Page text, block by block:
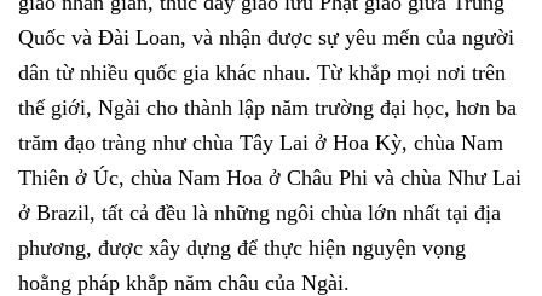
Quốc và Đài Loan, và nhận được sự yêu mến của người
dân từ nhiều quốc gia khác nhau. Từ khắp mọi nơi trên
thế giới, Ngài cho thành lập năm trường đại học, hơn ba
trăm đạo tràng như chùa Tây Lai ở Hoa Kỳ, chùa Nam
Thiên ở Úc, chùa Nam Hoa ở Châu Phi và chùa Như Lai
ở Brazil, tất cả đều là những ngôi chùa lớn nhất tại địa
phương, được xây dựng để thực hiện nguyện vọng
hoằng pháp khắp năm châu của Ngài.